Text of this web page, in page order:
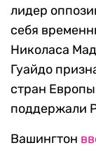
лидер
себя
Николаса
Гуайдо
стран
поддержали
Вашингтон